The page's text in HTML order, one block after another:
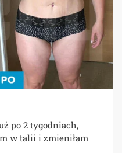
po 2 tygodniach,
w talii i zmieniłam